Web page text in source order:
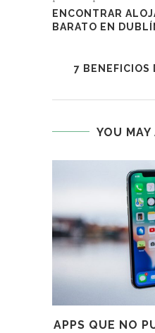
ENCONTRAR
BARATO EN
7 BENEFICIOS
YOU
APPS QUE NO